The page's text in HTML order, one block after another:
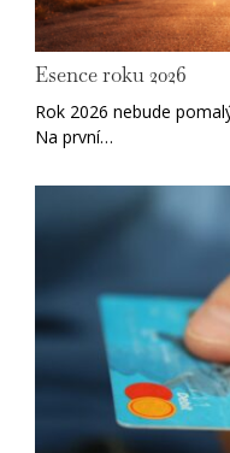
Esence roku 2026
Rok 2026 nebude
Na první…